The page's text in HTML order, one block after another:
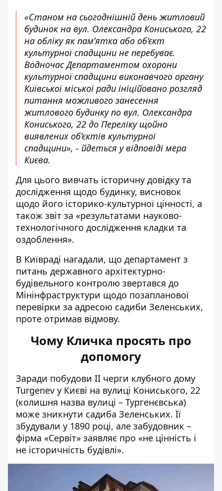
«Станом на сьогоднішній день житловий
будинок на вул. Олександра Кониського, 22
на обліку як пам’ятка або об’єкт
культурної спадщини не перебуває.
Водночас Департаментом охорони
культурної спадщини виконавчого органу
Київської міської ради ініційовано розгляд
питання можливого занесення
житлового будинку по вул. Олександра
Кониського, 22 до Переліку щойно
виявлених об’єктів культурної
спадщини», - йдеться у відповіді мера
Києва.
Для цього вивчать історичну довідку та
дослідження щодо будинку, висновок
щодо його історико-культурної цінності, а
також звіт за «результатами науково-
технологічного дослідження кладки та
оздоблення».
В Київраді нагадали, що департамент з
питань державного архітектурно-
будівельного контролю звертався до
Мінінфраструктури щодо позапланової
перевірки за адресою садиби Зеленських,
проте отримав відмову.
Чому Кличка просять про
допомогу
Заради побудови II черги клубного дому
Turgenev у Києві на вулиці Кониського, 22
(колишня назва вулиці – Тургенєвська)
може зникнути садиба Зеленських. Її
збудували у 1890 році, але забудовник –
фірма «Сервіт» заявляє про «не цінність і
не історичність будівлі».